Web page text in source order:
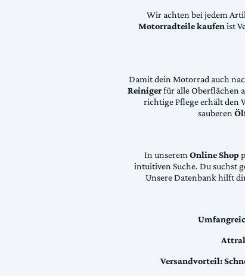
Wir achten bei jedem
Motorradteile kaufenist
Damit dein Motorrad auch
Reinigerfür alle Oberflächen
richtige Pflege erhält den
sauberen
In unseremOnline Shop
intuitiven Suche. Du suchst
Unsere Datenbank hilft
Versandvorteil: